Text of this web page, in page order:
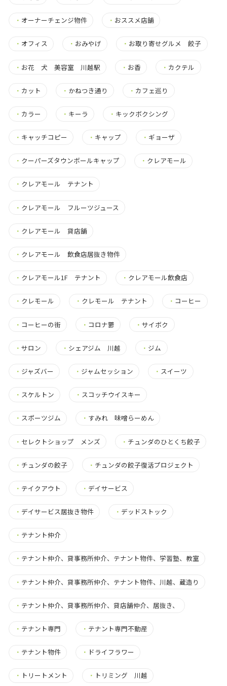
・ オーナーチェンジ物件 ・ おススメ店舗
・ オフィス ・ おみやげ ・ お取り寄せグルメ 餃子
・ お花 犬 美容室 川越駅 ・ お香 ・ カクテル
・ カット ・ かねつき通り ・ カフェ巡り
・ カラー ・ キーラ ・ キックボクシング
・ キャッチコピー ・ キャップ ・ ギョーザ
・ クーパーズタウンボールキャップ ・ クレアモール
・ クレアモール テナント
・ クレアモール フルーツジュース
・ クレアモール 貸店舗
・ クレアモール 飲食店居抜き物件
・ クレアモール1F テナント ・ クレアモール飲食店
・ クレモール ・ クレモール テナント ・ コーヒー
・ コーヒーの街 ・ コロナ鬱 ・サイボク
・ サロン ・ シェアジム 川越 ・ ジム
・ ジャズバー ・ ジャムセッション ・ スイーツ
・ スケルトン ・ スコッチウイスキー
・ スポーツジム ・ すみれ 味噌らーめん
・ セレクトショップ メンズ ・ チュンダのひとくち餃子
・ チュンダの餃子 ・ チュンダの餃子復活プロジェクト
・ テイクアウト ・ デイサービス
・ デイサービス居抜き物件 ・ デッドストック
・ テナント仲介
・ テナント仲介、貸事務所仲介、テナント物件、学習塾、教室
・ テナント仲介、貸事務所仲介、テナント物件、川越、蔵造り
・ テナント仲介、貸事務所仲介、貸店舗仲介、居抜き、
・ テナント専門 ・ テナント専門不動産
・ テナント物件 ・ ドライフラワー
・ トリートメント ・ トリミング 川越